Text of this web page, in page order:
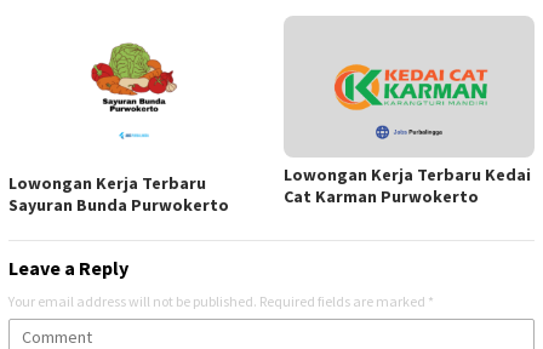
Lowongan Kerja Terbaru
Sayuran Bunda Purwokerto
Lowongan Kerja Terbaru Kedai
Cat Karman Purwokerto
Leave a Reply
Your email address will not be published. Required fields are marked *